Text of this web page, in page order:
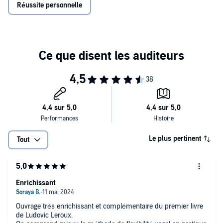
et de ne plus avoir peur de prendre des risques dans la vie.
Réussite personnelle
Tout Le plus pertinent
Ouvrage très enrichissant et complémentaire du premier livre
de Ludovic Leroux.
Enrichissant